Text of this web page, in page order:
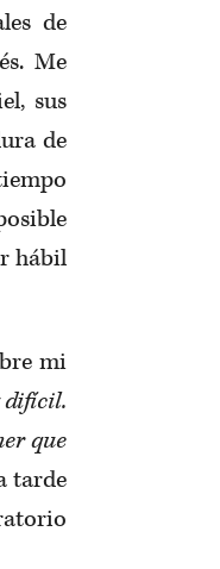
de
Me
sus
de
hábil
mi
difícil.
que
tarde